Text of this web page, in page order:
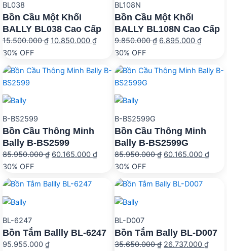
BL038
Bồn Cầu Một Khối
BALLY BL038 Cao Cấp
15.500.000₫ Giá
15.500.000 ₫.
10.850.000 ₫Giá
là:
30% OFF
BL108N
Bồn Cầu Một Khối
BALLY BL108N Cao Cấp
9.850.000₫ Giá
9.850.000 ₫.
6.895.000₫Giá
30% OFF
B-BS2599
Bồn Cầu Thông Minh
Bally B-BS2599
85.950.000₫ Giá
85.950.000 ₫.
60.165.000 ₫Giá
60.165.000 ₫.
30% OFF
B-BS2599G
Bồn Cầu Thông Minh
Bally B-BS2599G
85.950.000₫ Giá
85.950.000 ₫.
60.165.000₫Giá
30% OFF
BL-6247
Bồn Tắm Ballly BL-6247
95.955.000 ₫
BL-D007
Bồn Tắm Bally BL-D007
35.650.000₫ Giá
26.737.000₫Giá